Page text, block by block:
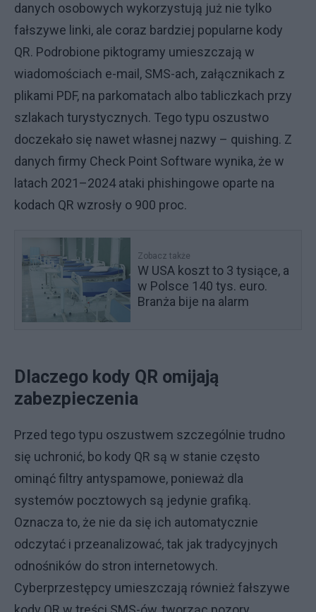
danych osobowych wykorzystują już nie tylko
fałszywe linki, ale coraz bardziej popularne kody
QR. Podrobione piktogramy umieszczają w
wiadomościach e-mail, SMS-ach, załącznikach z
plikami PDF, na parkomatach albo tabliczkach przy
szlakach turystycznych. Tego typu oszustwo
doczekało się nawet własnej nazwy – quishing. Z
danych firmy Check Point Software wynika, że w
latach 2021–2024 ataki phishingowe oparte na
kodach QR wzrosły o 900 proc.
Zobacz także
W USA koszt to 3 tysiące, a
w Polsce 140 tys. euro.
Branża bije na alarm
Dlaczego kody QR omijają
zabezpieczenia
Przed tego typu oszustwem szczególnie trudno
się uchronić, bo kody QR są w stanie często
ominąć filtry antyspamowe, ponieważ dla
systemów pocztowych są jedynie grafiką.
Oznacza to, że nie da się ich automatycznie
odczytać i przeanalizować, tak jak tradycyjnych
odnośników do stron internetowych.
Cyberprzestępcy umieszczają również fałszywe